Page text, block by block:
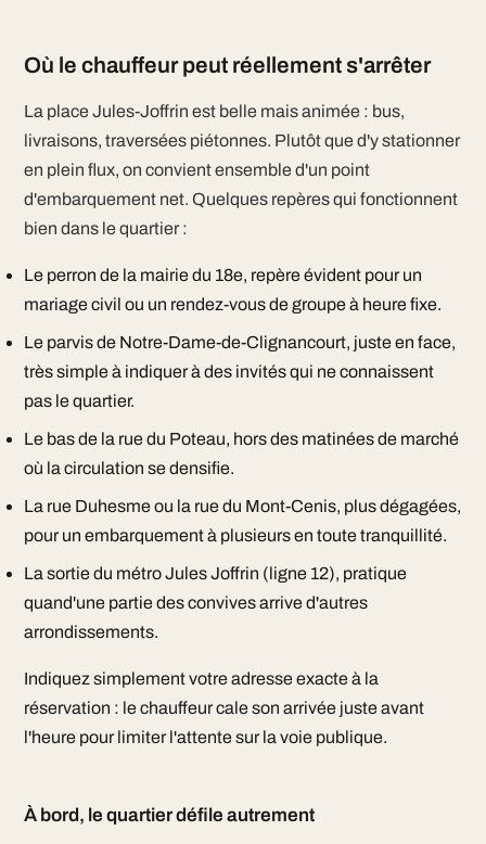
Où le chauffeur peut réellement s'arrêter
La place Jules-Joffrin est belle mais animée : bus,
livraisons, traversées piétonnes. Plutôt que d'y stationner
en plein flux, on convient ensemble d'un point
d'embarquement net. Quelques repères qui fonctionnent
bien dans le quartier :
Le perron de la mairie du 18e, repère évident pour un
mariage civil ou un rendez-vous de groupe à heure fixe.
Le parvis de Notre-Dame-de-Clignancourt, juste en face,
très simple à indiquer à des invités qui ne connaissent
pas le quartier.
Le bas de la rue du Poteau, hors des matinées de marché
où la circulation se densifie.
La rue Duhesme ou la rue du Mont-Cenis, plus dégagées,
pour un embarquement à plusieurs en toute tranquillité.
La sortie du métro Jules Joffrin (ligne 12), pratique
quand'une partie des convives arrive d'autres
arrondissements.
Indiquez simplement votre adresse exacte à la
réservation : le chauffeur cale son arrivée juste avant
l'heure pour limiter l'attente sur la voie publique.
À bord, le quartier défile autrement